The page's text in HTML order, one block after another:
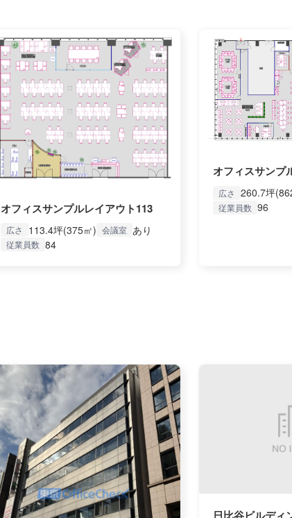
オフィスサンプルレイアウト113
広さ 113.4坪(375㎡) 会議室 あり
従業員数 84
オフィスサンプ
広さ 260.7坪
従業員数 96